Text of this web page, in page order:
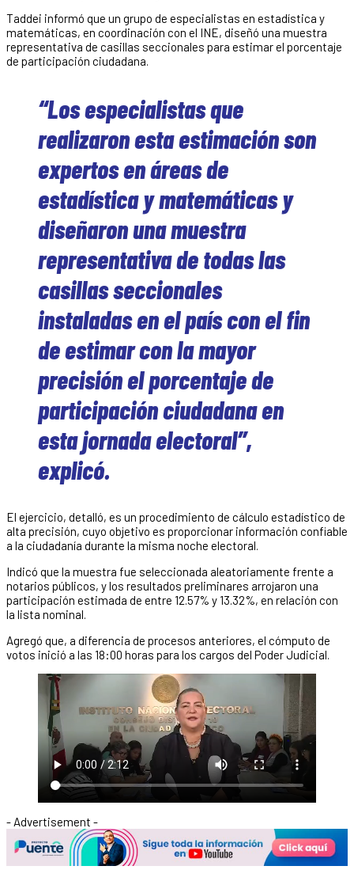
Taddei informó que un grupo de especialistas en estadística y
matemáticas, en coordinación con el INE, diseñó una muestra
representativa de casillas seccionales para estimar el porcentaje
de participación ciudadana.
“Los especialistas que
realizaron esta estimación son
expertos en áreas de
estadística y matemáticas y
diseñaron una muestra
representativa de todas las
casillas seccionales
instaladas en el país con el fin
de estimar con la mayor
precisión el porcentaje de
participación ciudadana en
esta jornada electoral”,
explicó.
El ejercicio, detalló, es un procedimiento de cálculo estadístico de
alta precisión, cuyo objetivo es proporcionar información confiable
a la ciudadanía durante la misma noche electoral.
Indicó que la muestra fue seleccionada aleatoriamente frente a
notarios públicos, y los resultados preliminares arrojaron una
participación estimada de entre 12.57% y 13.32%, en relación con
la lista nominal.
Agregó que, a diferencia de procesos anteriores, el cómputo de
votos inició a las 18:00 horas para los cargos del Poder Judicial.
- Advertisement -